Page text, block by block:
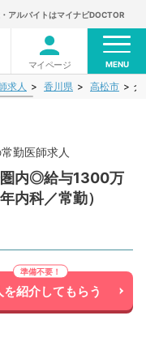
アルバイトはマイナビDOCTOR
マイページ MENU
求人 香川県 高松市 介
勤医師求人
圏内◎給与1300万
内科／常勤）
を紹介してもらう